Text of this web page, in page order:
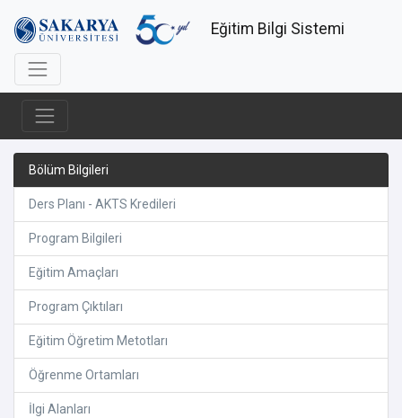
Eğitim Bilgi Sistemi
Bölüm Bilgileri
Ders Planı - AKTS Kredileri
Program Bilgileri
Eğitim Amaçları
Program Çıktıları
Eğitim Öğretim Metotları
Öğrenme Ortamları
İlgi Alanları